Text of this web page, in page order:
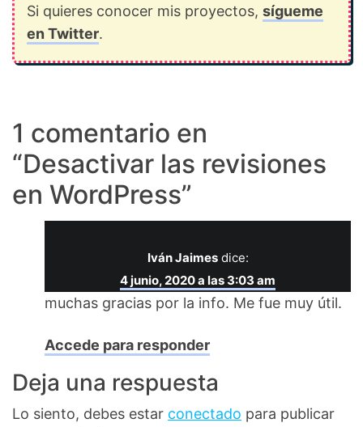
Si quieres conocer mis proyectos, sígueme
en Twitter.
1 comentario en
“Desactivar las revisiones
en WordPress”
Iván Jaimes dice:
4 junio, 2020 a las 3:03 am
muchas gracias por la info. Me fue muy útil.
Accede para responder
Deja una respuesta
Lo siento, debes estar conectado para publicar